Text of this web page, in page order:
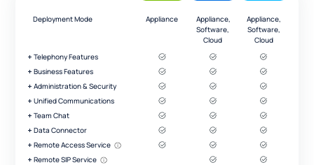
Deployment Mode Appliance
Appliance,
Software,
Cloud
Appliance,
Software,
Cloud
Telephony Features
Business Features
Administration & Security
Unified Communications
Team Chat
Data Connector
Remote Access Service
Remote SIP Service